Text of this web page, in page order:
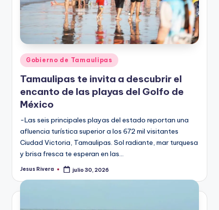
s
Publicado
en
Gobierno de Tamaulipas
Tamaulipas te invita a descubrir el
encanto de las playas del Golfo de
México
-Las seis principales playas del estado reportan una
afluencia turística superior a los 672 mil visitantes
Ciudad Victoria, Tamaulipas. Sol radiante, mar turquesa
y brisa fresca te esperan en las…
Publicado
Jesus Rivera julio 30, 2026